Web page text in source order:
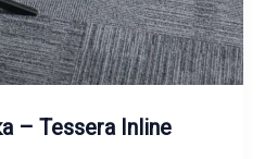
– Tessera Inline